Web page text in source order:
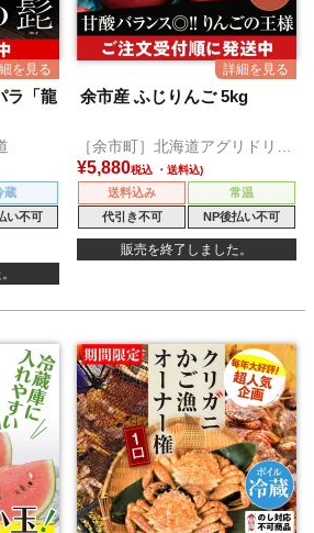
ラ「龍
蔵
い不可
余市産 ふじりんご 5kg
［余市町］北海道アグリドリー
ム
¥5,880税込
送料込み
常温
代引き不可
NP後払い不可
販売を終了しました。